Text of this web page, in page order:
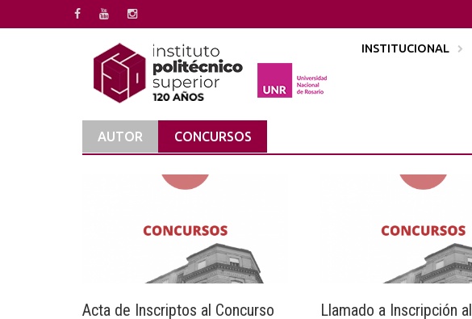
al
INSTITUCIONAL
AUTOR CONCURSOS
Acta de Inscriptos al Concurso
Llamado a Inscripción al